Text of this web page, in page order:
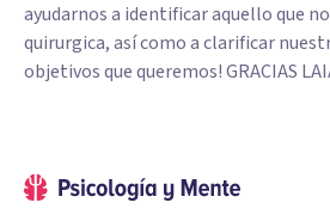
ayudarnos a identificar aquello que
quirurgica, así como a clarificar
objetivos que queremos! GRACIAS